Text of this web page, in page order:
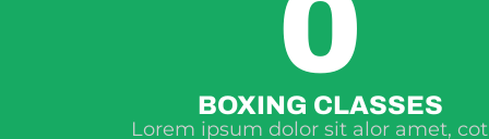
BOXING CLASSES
0
Lorem ipsum dolor sit alor amet,